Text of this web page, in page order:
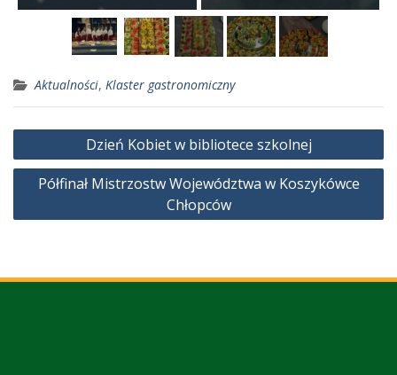
Aktualności, Klaster gastronomiczny
Nawigacja
wpisu
Dzień Kobiet w bibliotece szkolnej
Półfinał Mistrzostw Województwa w Koszykówce
Chłopców